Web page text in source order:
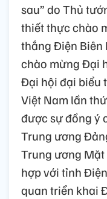
sau” do Thủ
thiết thực chào
thắng Điện
chào mừng Đại
Đại hội đại biểu
Việt Nam lần
được sự đồng ý
Trung ương
Trung ương
hợp với tỉnh
quan triển khai